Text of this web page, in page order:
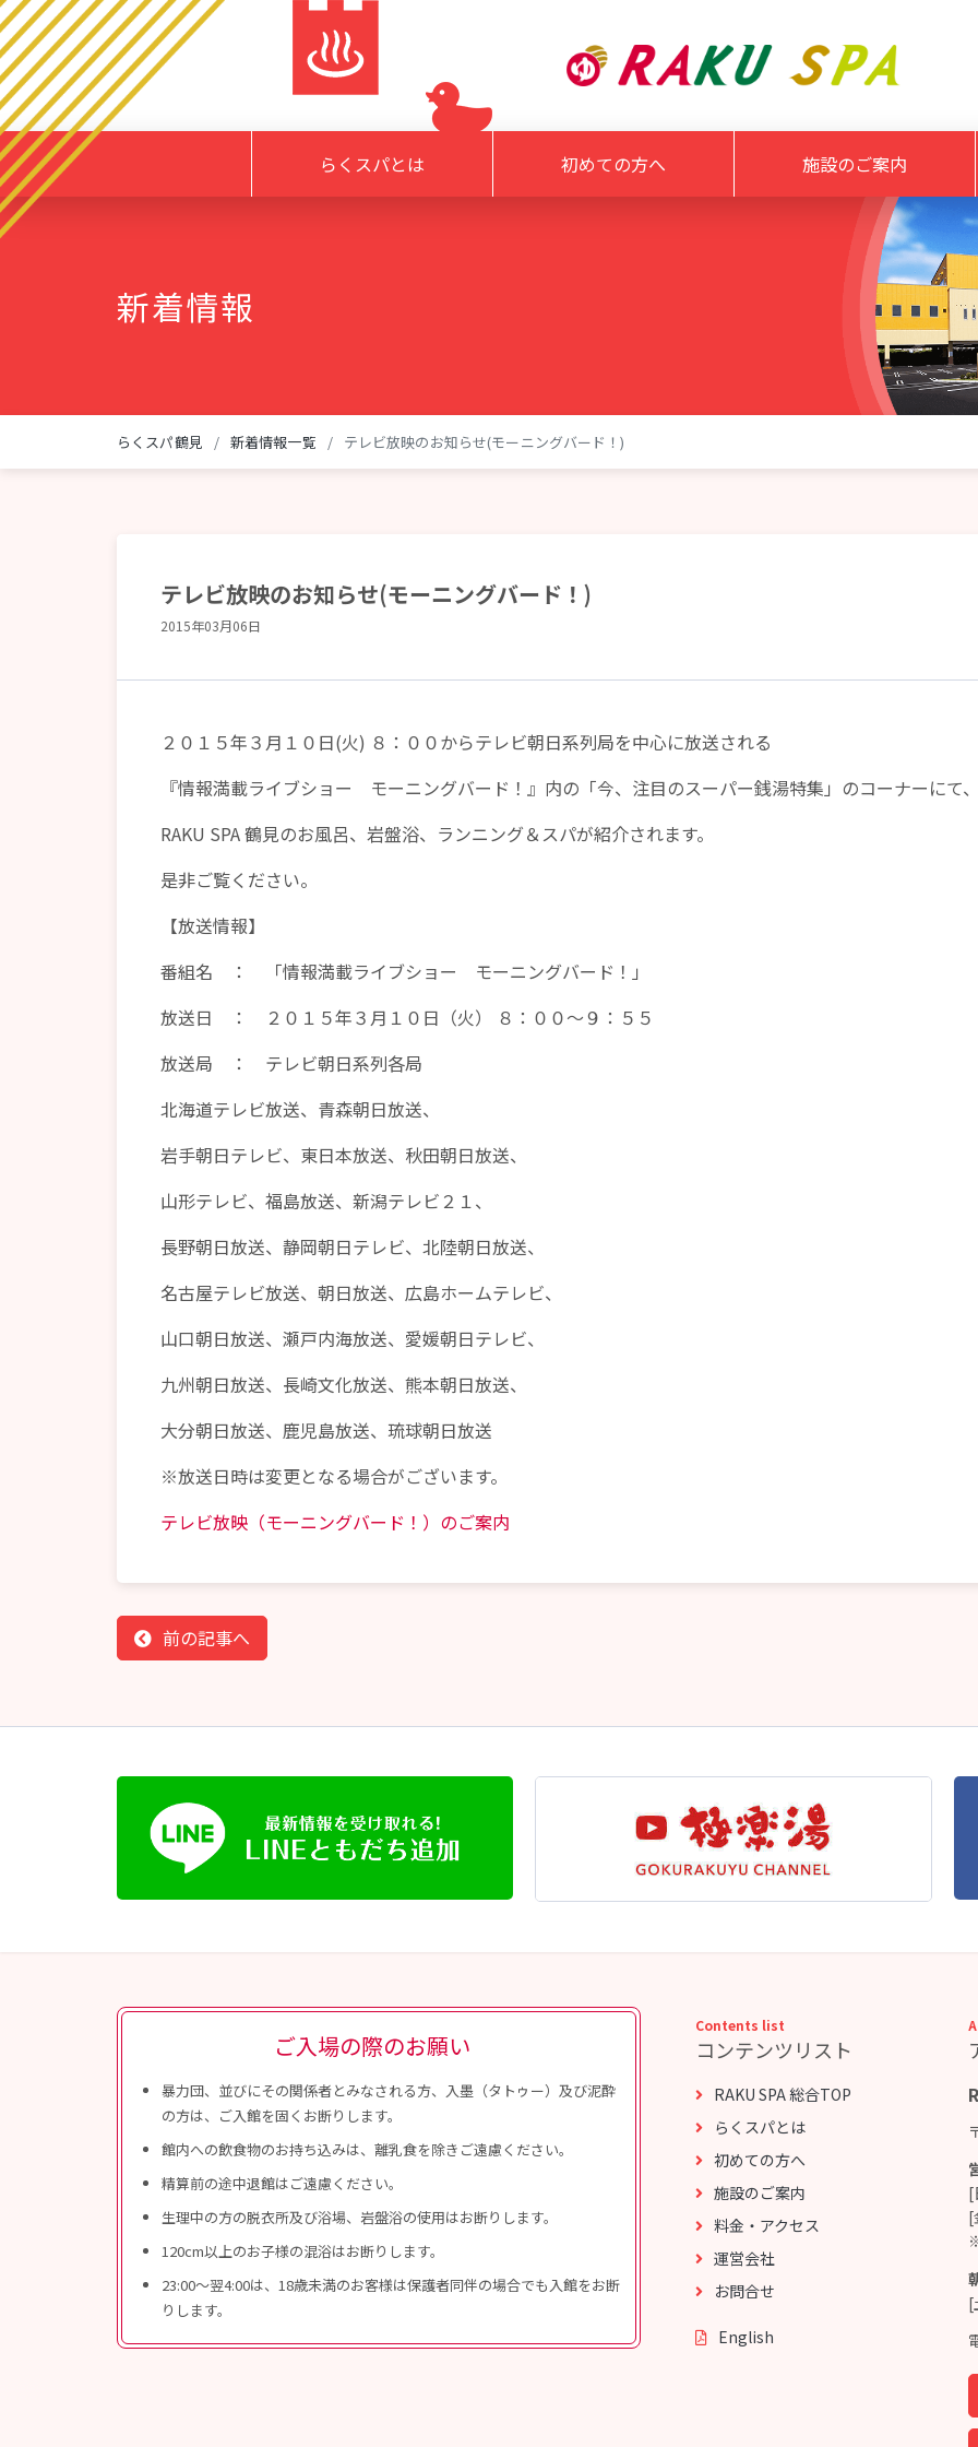
らくスパとは 初めての方へ 施設のご案内
新着情報
らくスパ鶴見 新着情報一覧 テレビ放映のお知らせ(モーニングバード！)
テレビ放映のお知らせ(モーニングバード！)
2015年03月06日
２０１５年３月１０日(火) ８：００からテレビ朝日系列局を中心に放送される
『情報満載ライブショー モーニングバード！』内の「今、注目のスーパー銭湯特集」のコーナーにて
RAKU SPA 鶴見のお風呂、岩盤浴、ランニング＆スパが紹介されます。
是非ご覧ください。
【放送情報】
番組名 ： 「情報満載ライブショー モーニングバード！」
放送日 ： ２０１５年３月１０日（火） ８：００～９：５５
放送局 ： テレビ朝日系列各局
北海道テレビ放送、青森朝日放送、
岩手朝日テレビ、東日本放送、秋田朝日放送、
山形テレビ、福島放送、新潟テレビ２１、
長野朝日放送、静岡朝日テレビ、北陸朝日放送、
名古屋テレビ放送、朝日放送、広島ホームテレビ、
山口朝日放送、瀬戸内海放送、愛媛朝日テレビ、
九州朝日放送、長崎文化放送、熊本朝日放送、
大分朝日放送、鹿児島放送、琉球朝日放送
※放送日時は変更となる場合がございます。
テレビ放映（モーニングバード！）のご案内
前の記事へ
ご入場の際のお願い
暴力団、並びにその関係者とみなされる方、入墨（タトゥー）及び泥酔
の方は、ご入館を固くお断りします。
館内への飲食物のお持ち込みは、離乳食を除きご遠慮ください。
精算前の途中退館はご遠慮ください。
生理中の方の脱衣所及び浴場、岩盤浴の使用はお断りします。
120cm以上のお子様の混浴はお断りします。
23:00〜翌4:00は、18歳未満のお客様は保護者同伴の場合でも入館をお断
りします。
Contents list
コンテンツリスト
RAKU SPA 総合TOP
らくスパとは
初めての方へ
施設のご案内
料金・アクセス
運営会社
お問合せ
English
[
[
[